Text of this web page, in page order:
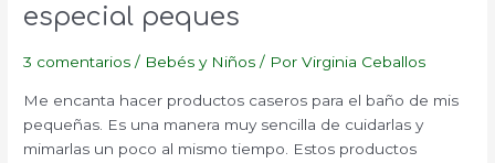
especial peques
3 comentarios / Bebés y Niños / PorVirginia Ceballos
Me encanta hacer productos caseros para el baño de mis
pequeñas. Es una manera muy sencilla de cuidarlas y
mimarlas un poco al mismo tiempo. Estos productos